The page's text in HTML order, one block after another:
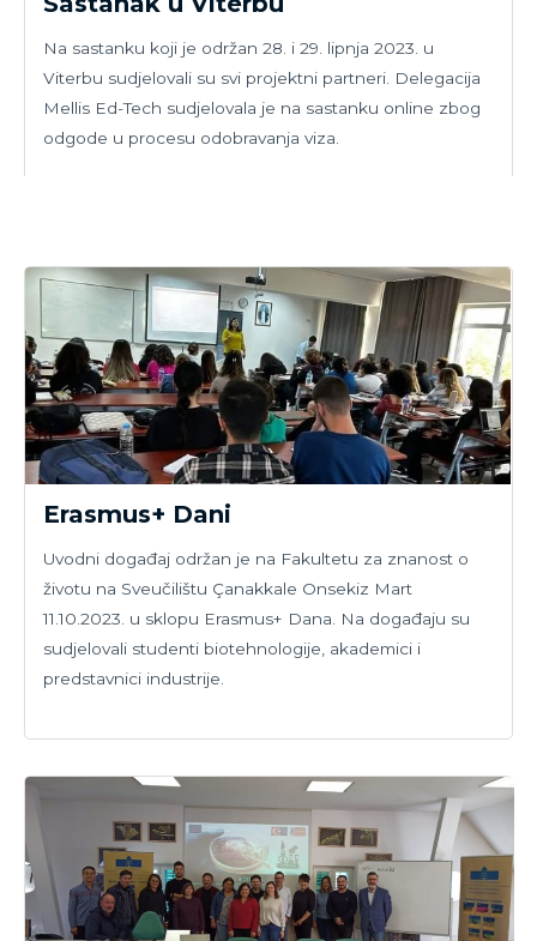
Na sastanku koji je održan 28. i 29. lipnja 2023. u
Viterbu sudjelovali su svi projektni partneri. Delegacija
Mellis Ed-Tech sudjelovala je na sastanku online zbog
odgode u procesu odobravanja viza.
Erasmus+ Dani
Uvodni događaj održan je na Fakultetu za znanost o
životu na Sveučilištu Çanakkale Onsekiz Mart
11.10.2023. u sklopu Erasmus+ Dana. Na događaju su
sudjelovali studenti biotehnologije, akademici i
predstavnici industrije.